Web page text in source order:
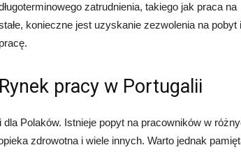
zatrudnienia, takiego jak praca na
konieczne jest uzyskanie zezwolenia na pobyt i
pracę.
Rynek pracy w Portugalii
Polaków. Istnieje popyt na pracowników w
zdrowotna i wiele innych. Warto jednak